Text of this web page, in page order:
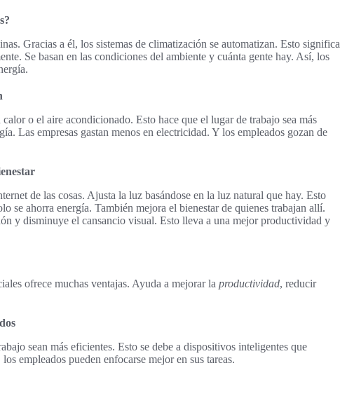
Gracias a él, los sistemas de climatización se automatizan. Esto significa
Se basan en las condiciones del ambiente y cuánta gente hay. Así, los
o el aire acondicionado. Esto hace que el lugar de trabajo sea más
Las empresas gastan menos en electricidad. Y los empleados gozan de
de las cosas. Ajusta la luz basándose en la luz natural que hay. Esto
se ahorra energía. También mejora el bienestar de quienes trabajan allí.
y disminuye el cansancio visual. Esto lleva a una mejor productividad y
ofrece muchas ventajas. Ayuda a mejorar la productividad, reducir
sean más eficientes. Esto se debe a dispositivos inteligentes que
empleados pueden enfocarse mejor en sus tareas.